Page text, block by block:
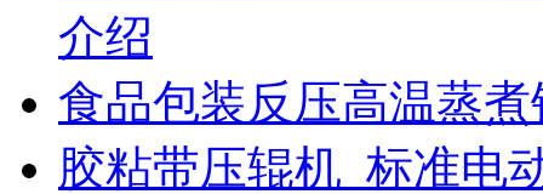
介绍
食品包装反压高温蒸
胶粘带压辊机_标准电